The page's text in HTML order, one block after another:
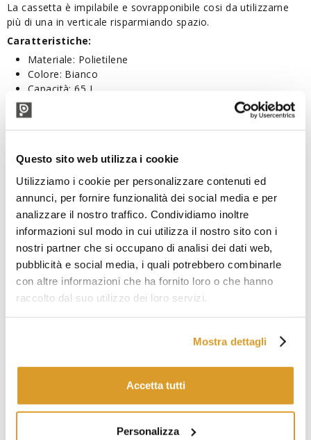
Questo sito web utilizza i cookie
Utilizziamo i cookie per personalizzare contenuti ed
annunci, per fornire funzionalità dei social media e per
analizzare il nostro traffico. Condividiamo inoltre
informazioni sul modo in cui utilizza il nostro sito con i
nostri partner che si occupano di analisi dei dati web,
pubblicità e social media, i quali potrebbero combinarle
con altre informazioni che ha fornito loro o che hanno
raccolto dal suo utilizzo dei loro servizi.
Mostra dettagli
Accetta tutti
Personalizza
La cassetta è impilabile e sovrapponibile cosi da utilizzarne
più di una in verticale risparmiando spazio.
Caratteristiche:
Materiale: Polietilene
Colore: Bianco
Capacità: 65 L
Dimensioni: mm 630x430x340(h)
PRODOTTI CORRELATI